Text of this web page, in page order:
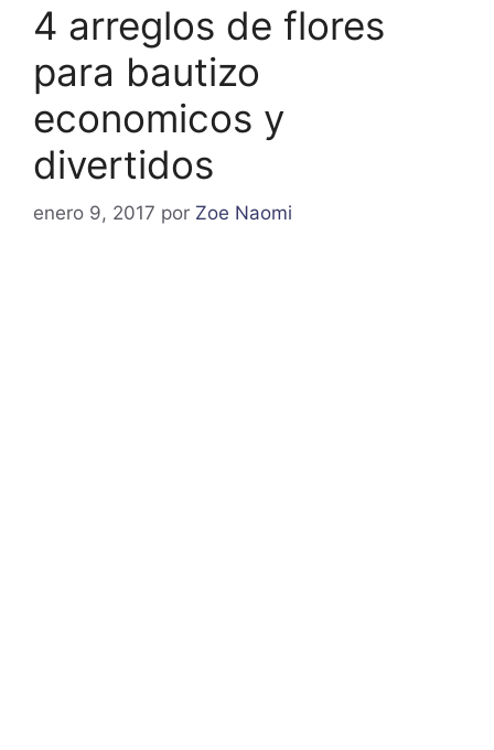
4 arreglos de flores
para bautizo
economicos y
divertidos
enero 9, 2017 por Zoe Naomi